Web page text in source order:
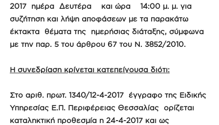
2017 ημέρα Δευτέρα και ώρα 14:00 μ. μ. για
συζήτηση και λήψη αποφάσεων με τα παρακάτω
έκτακτα θέματα της ημερήσιας διάταξης, σύμφωνα
με την παρ. 5 του άρθρου 67 του Ν. 3852/2010.
Η συνεδρίαση κρίνεται κατεπείγουσα διότι:
Στο αριθ. πρωτ. 1340/12-4-2017 έγγραφο της Ειδικής
Υπηρεσίας Ε.Π. Περιφέρειας Θεσσαλίας ορίζεται
καταληκτική προθεσμία η 24-4-2017 και ως